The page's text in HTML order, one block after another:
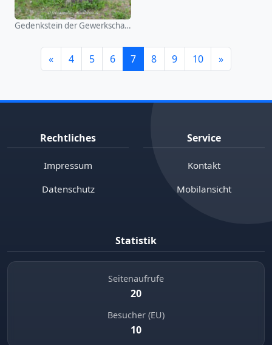
Gedenkstein der Gewerkschaft IGM
« 4 5 6 7 8 9 10 »
Rechtliches
Impressum
Datenschutz
Service
Kontakt
Mobilansicht
Statistik
Seitenaufrufe
20
Besucher (EU)
10